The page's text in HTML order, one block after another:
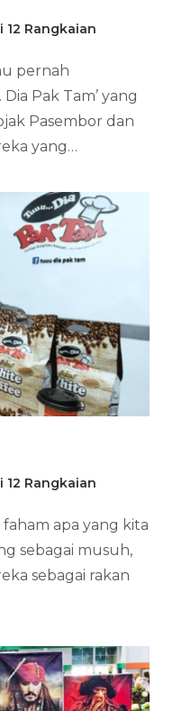
12 Rangkaian
pernah
Pak Tam’ yang
Pasembor dan
yang…
12 Rangkaian
apa yang kita
sebagai musuh,
sebagai rakan